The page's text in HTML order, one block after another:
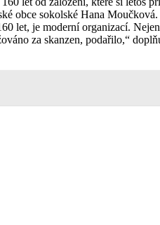
obce sokolské Hana
let, je moderní organizací.
za skanzen, podařilo,“